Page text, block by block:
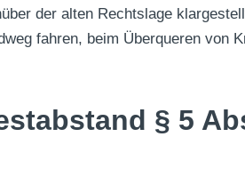
der alten Rechtslage
fahren, beim Überqueren von
§ 5